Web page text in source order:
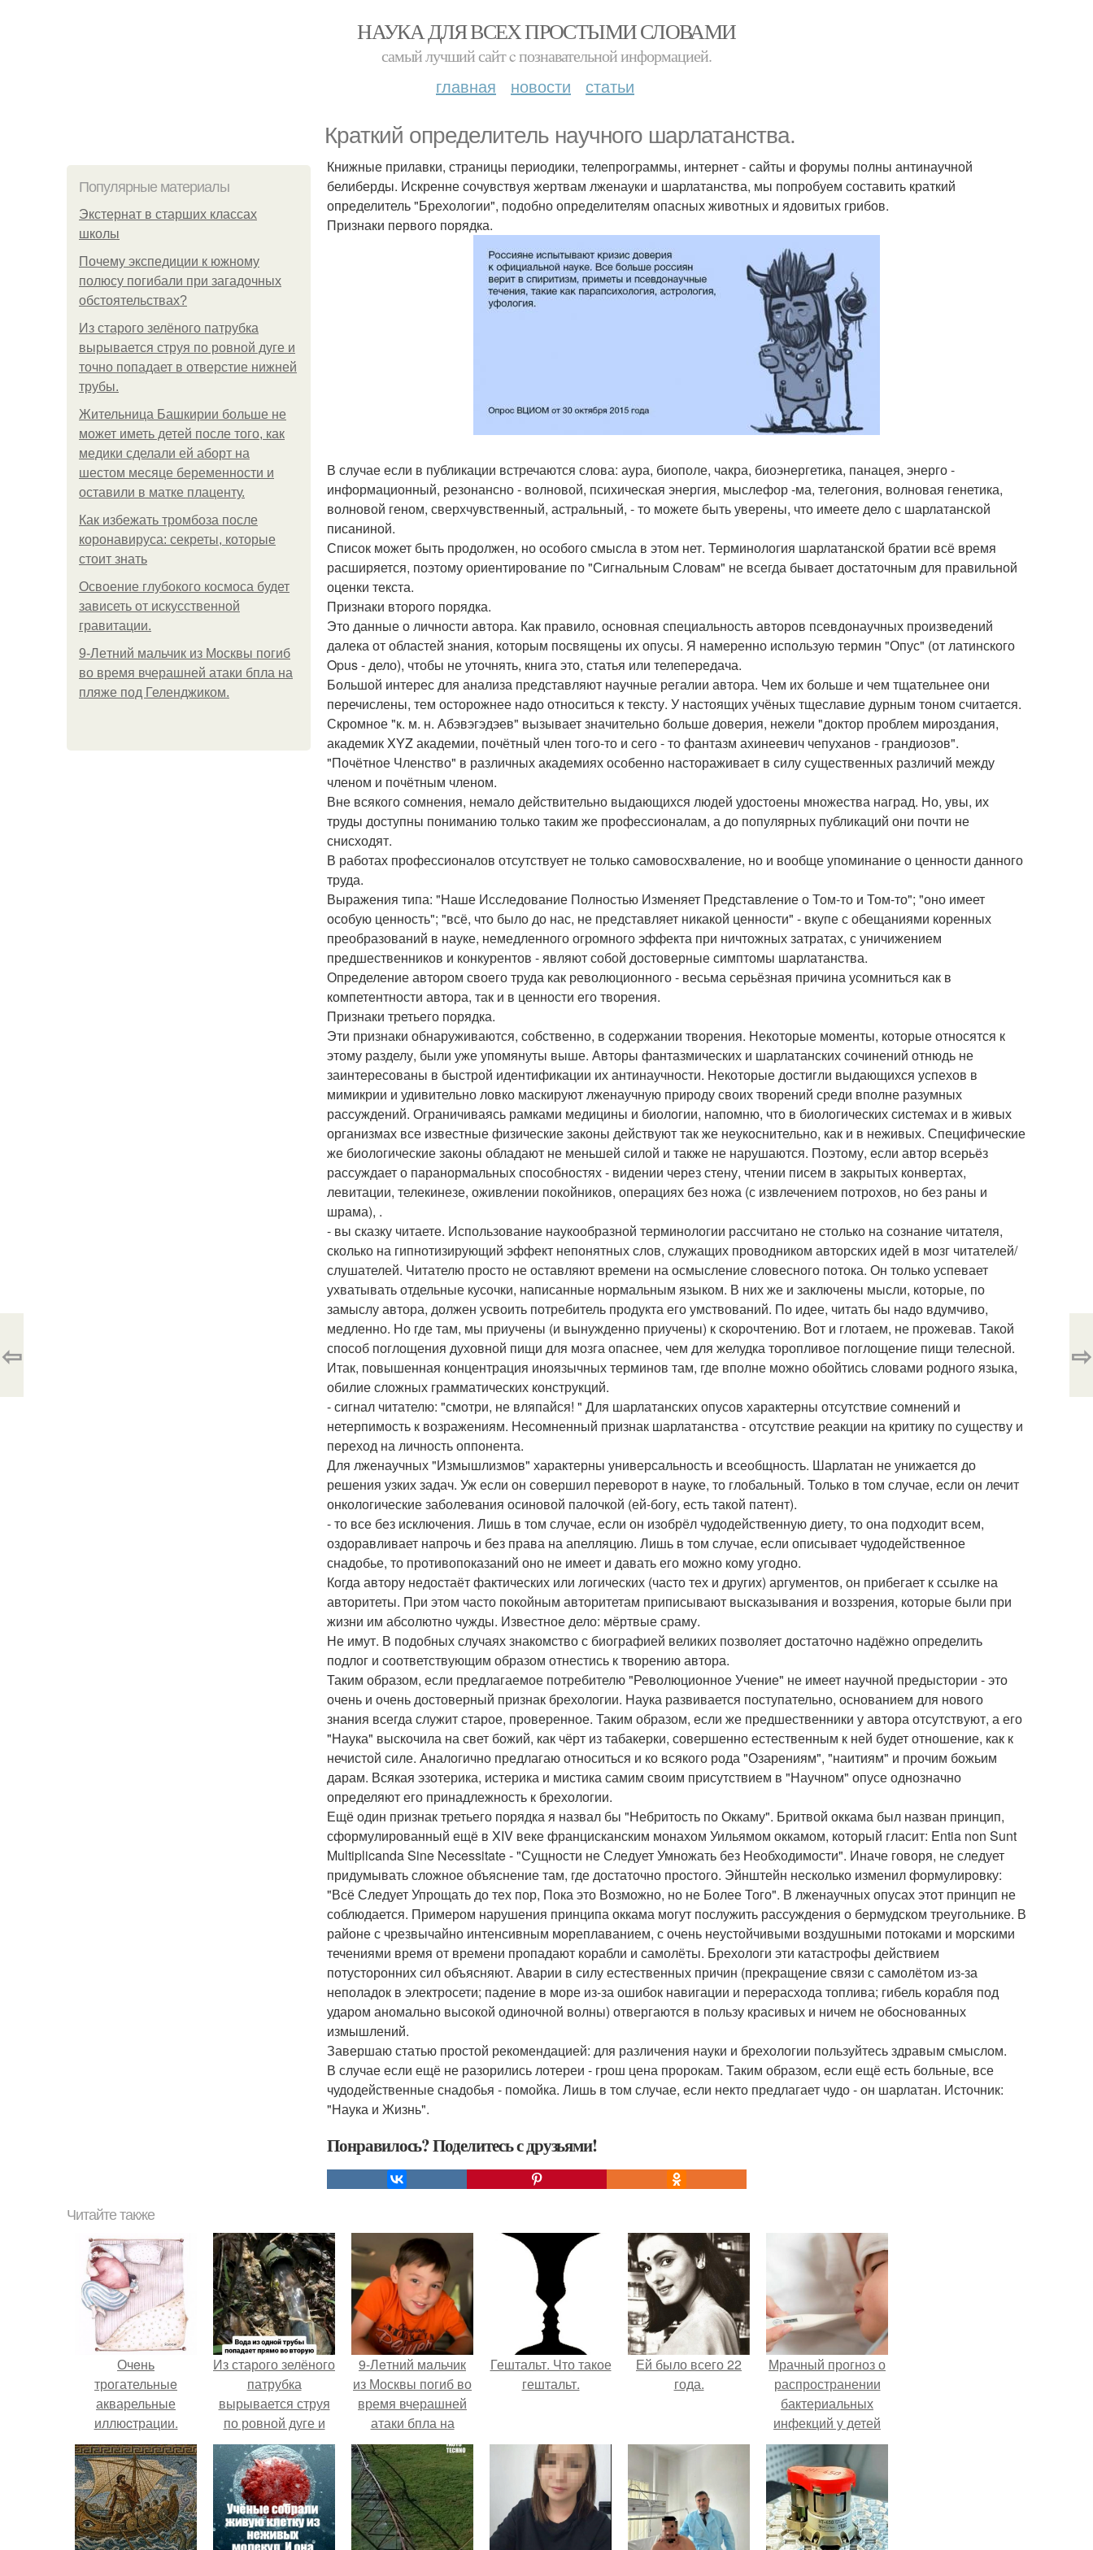
НАУКА ДЛЯ ВСЕХ ПРОСТЫМИ СЛОВАМИ
самый лучший сайт c познавательной информацией.
главная новости статьи
Краткий определитель научного шарлатанства.
Популярные материалы
Экстернат в старших классах
школы
Почему экспедиции к южному
полюсу погибали при загадочных
обстоятельствах?
Из старого зелёного патрубка
вырывается струя по ровной дуге и
точно попадает в отверстие нижней
трубы.
Жительница Башкирии больше не
может иметь детей после того, как
медики сделали ей аборт на
шестом месяце беременности и
оставили в матке плаценту.
Как избежать тромбоза после
коронавируса: секреты, которые
стоит знать
Освоение глубокого космоса будет
зависеть от искусственной
гравитации.
9-Лeтний мaльчик из Москвы погиб
во время вчерашней атаки бпла на
пляже под Геленджиком.
Книжные прилавки, страницы периодики, телепрограммы, интернет - сайты и форумы полны антинаучной
белиберды. Искренне сочувствуя жертвам лженауки и шарлатанства, мы попробуем составить краткий
определитель "Брехологии", подобно определителям опасных животных и ядовитых грибов.
Признаки первого порядка.
В случае если в публикации встречаются слова: аура, биополе, чакра, биоэнергетика, панацея, энерго -
информационный, резонансно - волновой, психическая энергия, мыслефор -ма, телегония, волновая генетика,
волновой геном, сверхчувственный, астральный, - то можете быть уверены, что имеете дело с шарлатанской
писаниной.
Список может быть продолжен, но особого смысла в этом нет. Терминология шарлатанской братии всё время
расширяется, поэтому ориентирование по "Сигнальным Словам" не всегда бывает достаточным для правильной
оценки текста.
Признаки второго порядка.
Это данные о личности автора. Как правило, основная специальность авторов псевдонаучных произведений
далека от областей знания, которым посвящены их опусы. Я намеренно использую термин "Опус" (от латинского
Opus - дело), чтобы не уточнять, книга это, статья или телепередача.
Большой интерес для анализа представляют научные регалии автора. Чем их больше и чем тщательнее они
перечислены, тем осторожнее надо относиться к тексту. У настоящих учёных тщеславие дурным тоном считается.
Скромное "к. м. н. Абэвэгэдэев" вызывает значительно больше доверия, нежели "доктор проблем мироздания,
академик XYZ академии, почётный член того-то и сего - то фантазм ахинеевич чепуханов - грандиозов".
"Почётное Членство" в различных академиях особенно настораживает в силу существенных различий между
членом и почётным членом.
Вне всякого сомнения, немало действительно выдающихся людей удостоены множества наград. Но, увы, их
труды доступны пониманию только таким же профессионалам, а до популярных публикаций они почти не
снисходят.
В работах профессионалов отсутствует не только самовосхваление, но и вообще упоминание о ценности данного
труда.
Выражения типа: "Наше Исследование Полностью Изменяет Представление о Том-то и Том-то"; "оно имеет
особую ценность"; "всё, что было до нас, не представляет никакой ценности" - вкупе с обещаниями коренных
преобразований в науке, немедленного огромного эффекта при ничтожных затратах, с уничижением
предшественников и конкурентов - являют собой достоверные симптомы шарлатанства.
Определение автором своего труда как революционного - весьма серьёзная причина усомниться как в
компетентности автора, так и в ценности его творения.
Признаки третьего порядка.
Эти признаки обнаруживаются, собственно, в содержании творения. Некоторые моменты, которые относятся к
этому разделу, были уже упомянуты выше. Авторы фантазмических и шарлатанских сочинений отнюдь не
заинтересованы в быстрой идентификации их антинаучности. Некоторые достигли выдающихся успехов в
мимикрии и удивительно ловко маскируют лженаучную природу своих творений среди вполне разумных
рассуждений. Ограничиваясь рамками медицины и биологии, напомню, что в биологических системах и в живых
организмах все известные физические законы действуют так же неукоснительно, как и в неживых. Специфические
же биологические законы обладают не меньшей силой и также не нарушаются. Поэтому, если автор всерьёз
рассуждает о паранормальных способностях - видении через стену, чтении писем в закрытых конвертах,
левитации, телекинезе, оживлении покойников, операциях без ножа (с извлечением потрохов, но без раны и
шрама), .
- вы сказку читаете. Использование наукообразной терминологии рассчитано не столько на сознание читателя,
сколько на гипнотизирующий эффект непонятных слов, служащих проводником авторских идей в мозг читателей/
слушателей. Читателю просто не оставляют времени на осмысление словесного потока. Он только успевает
ухватывать отдельные кусочки, написанные нормальным языком. В них же и заключены мысли, которые, по
замыслу автора, должен усвоить потребитель продукта его умствований. По идее, читать бы надо вдумчиво,
медленно. Но где там, мы приучены (и вынужденно приучены) к скорочтению. Вот и глотаем, не прожевав. Такой
способ поглощения духовной пищи для мозга опаснее, чем для желудка торопливое поглощение пищи телесной.
Итак, повышенная концентрация иноязычных терминов там, где вполне можно обойтись словами родного языка,
обилие сложных грамматических конструкций.
- сигнал читателю: "смотри, не вляпайся! " Для шарлатанских опусов характерны отсутствие сомнений и
нетерпимость к возражениям. Несомненный признак шарлатанства - отсутствие реакции на критику по существу и
переход на личность оппонента.
Для лженаучных "Измышлизмов" характерны универсальность и всеобщность. Шарлатан не унижается до
решения узких задач. Уж если он совершил переворот в науке, то глобальный. Только в том случае, если он лечит
онкологические заболевания осиновой палочкой (ей-богу, есть такой патент).
- то все без исключения. Лишь в том случае, если он изобрёл чудодейственную диету, то она подходит всем,
оздоравливает напрочь и без права на апелляцию. Лишь в том случае, если описывает чудодейственное
снадобье, то противопоказаний оно не имеет и давать его можно кому угодно.
Когда автору недостаёт фактических или логических (часто тех и других) аргументов, он прибегает к ссылке на
авторитеты. При этом часто покойным авторитетам приписывают высказывания и воззрения, которые были при
жизни им абсолютно чужды. Известное дело: мёртвые сраму.
Не имут. В подобных случаях знакомство с биографией великих позволяет достаточно надёжно определить
подлог и соответствующим образом отнестись к творению автора.
Таким образом, если предлагаемое потребителю "Революционное Учение" не имеет научной предыстории - это
очень и очень достоверный признак брехологии. Наука развивается поступательно, основанием для нового
знания всегда служит старое, проверенное. Таким образом, если же предшественники у автора отсутствуют, а его
"Наука" выскочила на свет божий, как чёрт из табакерки, совершенно естественным к ней будет отношение, как к
нечистой силе. Аналогично предлагаю относиться и ко всякого рода "Озарениям", "наитиям" и прочим божьим
дарам. Всякая эзотерика, истерика и мистика самим своим присутствием в "Научном" опусе однозначно
определяют его принадлежность к брехологии.
Ещё один признак третьего порядка я назвал бы "Небритость по Оккаму". Бритвой оккама был назван принцип,
сформулированный ещё в XIV веке францисканским монахом Уильямом оккамом, который гласит: Entia non Sunt
Multiplicanda Sine Necessitate - "Сущности не Следует Умножать без Необходимости". Иначе говоря, не следует
придумывать сложное объяснение там, где достаточно простого. Эйнштейн несколько изменил формулировку:
"Всё Следует Упрощать до тех пор, Пока это Возможно, но не Более Того". В лженаучных опусах этот принцип не
соблюдается. Примером нарушения принципа оккама могут послужить рассуждения о бермудском треугольнике. В
районе с чрезвычайно интенсивным мореплаванием, с очень неустойчивыми воздушными потоками и морскими
течениями время от времени пропадают корабли и самолёты. Брехологи эти катастрофы действием
потусторонних сил объясняют. Аварии в силу естественных причин (прекращение связи с самолётом из-за
неполадок в электросети; падение в море из-за ошибок навигации и перерасхода топлива; гибель корабля под
ударом аномально высокой одиночной волны) отвергаются в пользу красивых и ничем не обоснованных
измышлений.
Завершаю статью простой рекомендацией: для различения науки и брехологии пользуйтесь здравым смыслом.
В случае если ещё не разорились лотереи - грош цена пророкам. Таким образом, если ещё есть больные, все
чудодейственные снадобья - помойка. Лишь в том случае, если некто предлагает чудо - он шарлатан. Источник:
"Наука и Жизнь".
Понравилось? Поделитесь с друзьями!
⇦ ⇨
Читайте также
Очeнь
трогательныe
акварельные
иллюcтрации.
Из старого зелёного
патрубка
вырывается струя
по ровной дуге и
точно попадает в
отверстие нижней
трубы.
9-Лeтний мaльчик
из Москвы погиб во
время вчерашней
атаки бпла на
пляже под
Геленджиком.
Гештальт. Что такое
гештальт.
Ей было всего 22
года.
Мрачный прогноз о
распространении
бактериальных
инфекций у детей
вышел.